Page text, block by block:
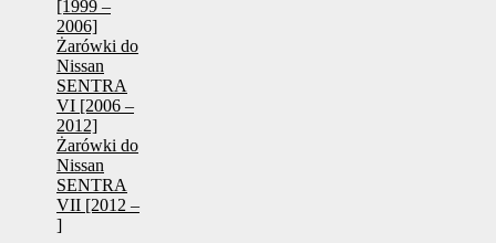
[1999 –
2006]
Żarówki do
Nissan
SENTRA
VI [2006 –
2012]
Żarówki do
Nissan
SENTRA
VII [2012 –
]